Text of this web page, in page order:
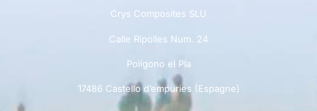
Crys Composites SLU
Calle Ripolles Num. 24
Polígono el Pla
17486 Castello d’empuries (Espagne)